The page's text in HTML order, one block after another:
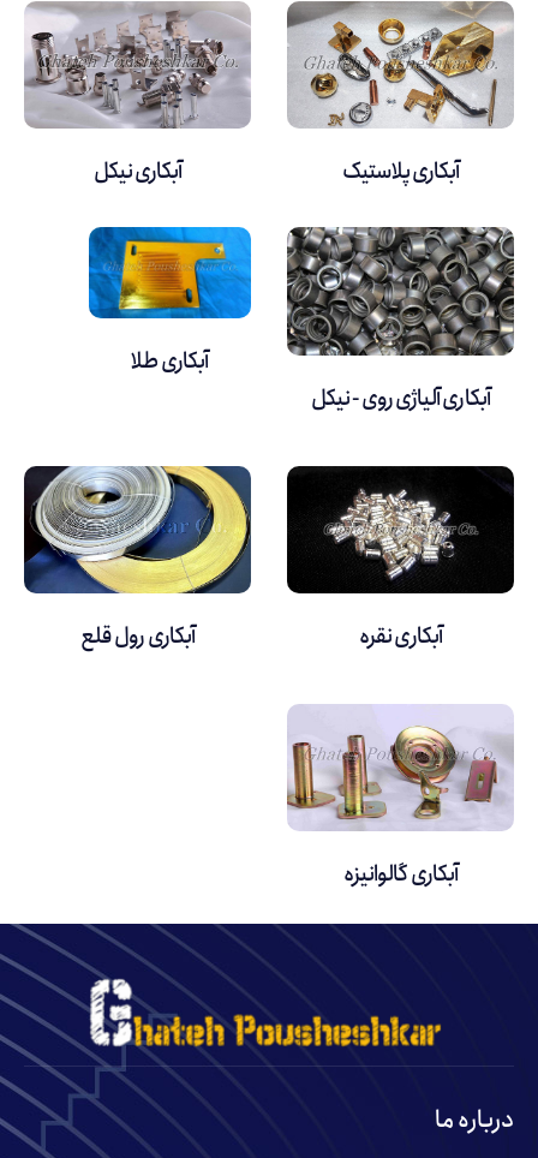
آبکاری پلاستیک
آبکاری آلیاژی روی - نیکل
آبکاری نیکل
آبکاری طلا
آبکاری نقره آبکاری رول قلع
آبکاری گالوانیزه
درباره ما